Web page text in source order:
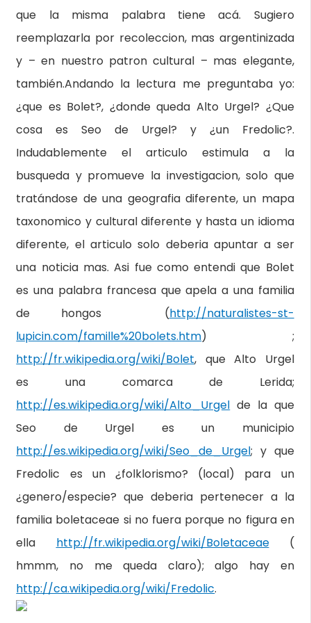
que la misma palabra tiene acá. Sugiero
reemplazarla por recoleccion, mas argentinizada
y – en nuestro patron cultural – mas elegante,
también.Andando la lectura me preguntaba yo:
¿que es Bolet?, ¿donde queda Alto Urgel? ¿Que
cosa es Seo de Urgel? y ¿un Fredolic?.
Indudablemente el articulo estimula a la
busqueda y promueve la investigacion, solo que
tratándose de una geografia diferente, un mapa
taxonomico y cultural diferente y hasta un idioma
diferente, el articulo solo deberia apuntar a ser
una noticia mas. Asi fue como entendi que Bolet
es una palabra francesa que apela a una familia
de hongos (http://naturalistes-st-
lupicin.com/famille%20bolets.htm) ;
http://fr.wikipedia.org/wiki/Bolet, que Alto Urgel
es una comarca de Lerida;
http://es.wikipedia.org/wiki/Alto_Urgel de la que
Seo de Urgel es un municipio
http://es.wikipedia.org/wiki/Seo_de_Urgel; y que
Fredolic es un ¿folklorismo? (local) para un
¿genero/especie? que deberia pertenecer a la
familia boletaceae si no fuera porque no figura en
ella http://fr.wikipedia.org/wiki/Boletaceae(
hmmm, no me queda claro); algo hay en
http://ca.wikipedia.org/wiki/Fredolic.